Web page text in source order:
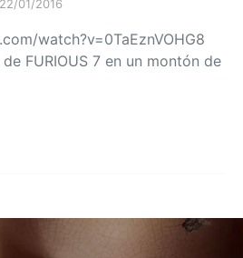
22/01/2016
watch?v=0TaEznVOHG8
FURIOUS 7 en un montón de